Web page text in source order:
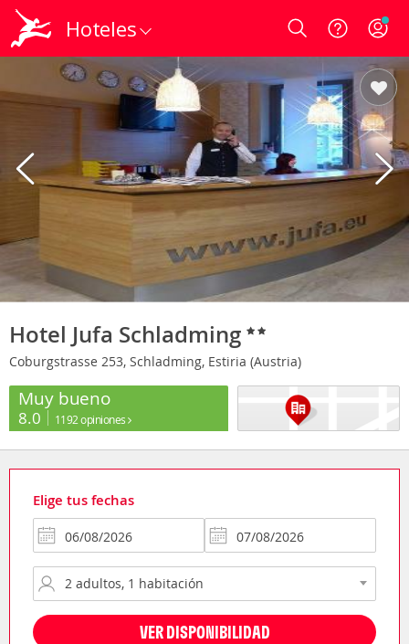
Hoteles Login
Hotel Jufa Schladming
Coburgstrasse 253, Schladming, Estiria (Austria)
Muy bueno
8.0 1192 opiniones
Elige tus fechas
VER DISPONIBILIDAD